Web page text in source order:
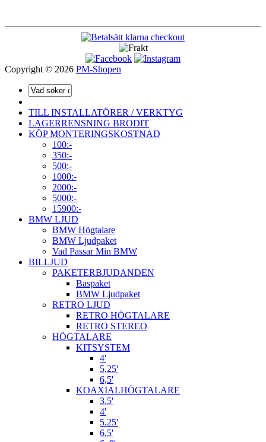
Copyright © 2026 PM-Shopen
TILL INSTALLATÖRER / VERKTYG
LAGERRENSNING BRODIT
KÖP MONTERINGSKOSTNAD
100:-
350:-
500:-
1000:-
2000:-
5000:-
15900:-
BMW LJUD
BMW Högtalare
BMW Ljudpaket
Vad Passar Min BMW
BILLJUD
PAKETERBJUDANDEN
Baspaket
BMW Ljudpaket
RETRO LJUD
RETRO HÖGTALARE
RETRO STEREO
HÖGTALARE
KITSYSTEM
4'
5,25'
6,5'
KOAXIALHÖGTALARE
3.5'
4'
5.25'
6.5'